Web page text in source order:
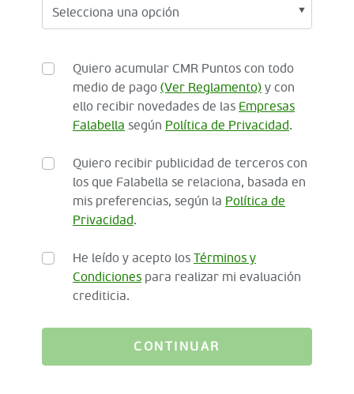
Quiero acumular CMR Puntos con todo
medio de pago (Ver Reglamento) y con
ello recibir novedades de las Empresas
Falabella según Política de Privacidad.
Quiero recibir publicidad de terceros con
los que Falabella se relaciona, basada en
mis preferencias, según la Política de
Privacidad.
He leído y acepto los Términos y
Condiciones para realizar mi evaluación
crediticia.
CONTINUAR